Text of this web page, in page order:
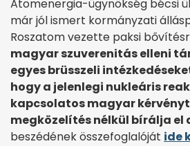
Atomenergia-ügynökség bécsi
már jól ismert kormányzati
Roszatom vezette paksi
magyar szuverenitás elleni
egyes brüsszeli
hogy a jelenlegi nukleáris
kapcsolatos magyar
megközelítés nélkül bírálja el
beszédének összefoglalóját ide